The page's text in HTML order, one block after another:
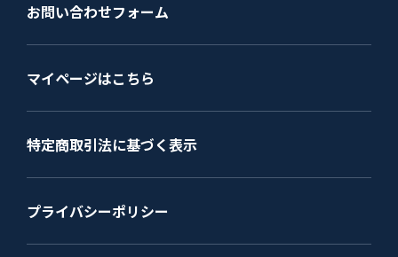
お問い合わせフォーム
マイページはこちら
特定商取引法に基づく表示
プライバシーポリシー